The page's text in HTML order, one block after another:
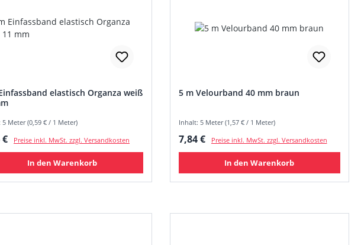
elastisch Organza weiß
5 Meter (0,59 € / 1 Meter)
Preis:
€ Preise inkl. MwSt. zzgl. Versandkosten
In den Warenkorb
5 m Velourband 40 mm braun
Inhalt: 5 Meter (1,57 € / 1 Meter)
Regulärer Preis:
7,84 € Preise inkl. MwSt. zzgl. Versandkosten
In den Warenkorb